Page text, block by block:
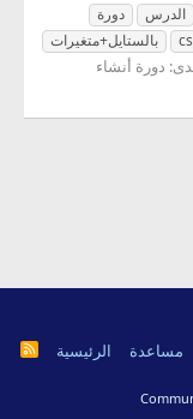
الدرس
دورة
بالستايل+متغيرات
دورة أنشاء
مساعدة الرئيسية
R